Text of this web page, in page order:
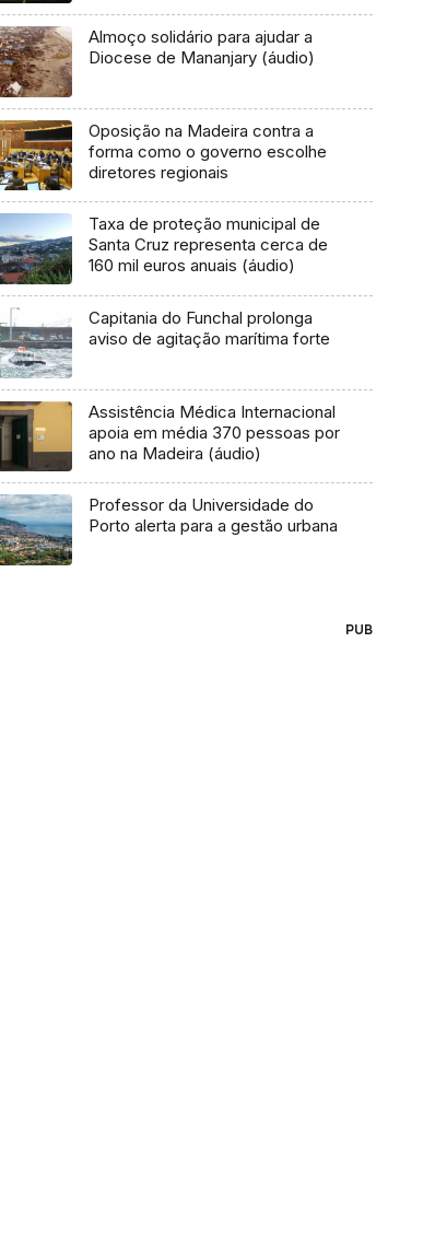
Almoço solidário para ajudar a
Diocese de Mananjary (áudio)
Oposição na Madeira contra a
forma como o governo escolhe
diretores regionais
Taxa de proteção municipal de
Santa Cruz representa cerca de
160 mil euros anuais (áudio)
Capitania do Funchal prolonga
aviso de agitação marítima forte
Assistência Médica Internacional
apoia em média 370 pessoas por
ano na Madeira (áudio)
Professor da Universidade do
Porto alerta para a gestão urbana
PUB